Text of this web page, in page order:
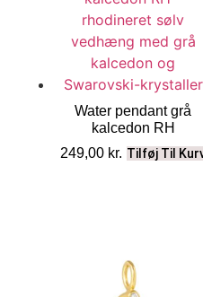
Water pendant grå
kalcedon RH
249,00 kr. Tilføj Til